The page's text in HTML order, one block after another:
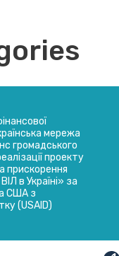
мережа
громадського
проекту
прискорення
в Україні» за
США з
(USAID)